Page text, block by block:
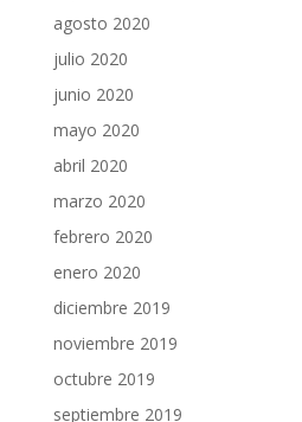
agosto 2020
julio 2020
junio 2020
mayo 2020
abril 2020
marzo 2020
febrero 2020
enero 2020
diciembre 2019
noviembre 2019
octubre 2019
septiembre 2019